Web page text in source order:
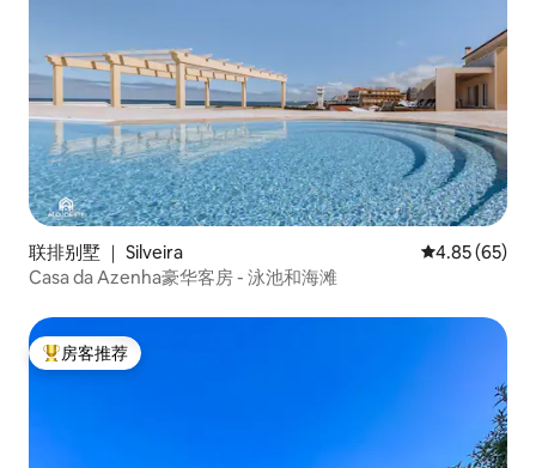
联排别墅 ｜ Silveira 平均评分
4.85 (65)
Casa da Azenha豪华客房 - 泳池和海滩
热门「房客推荐」
房客推荐